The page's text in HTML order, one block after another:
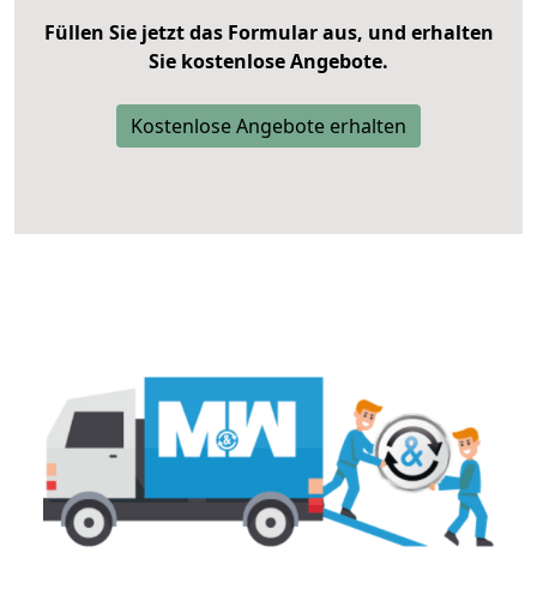
Füllen Sie jetzt das Formular aus, und erhalten
Sie kostenlose Angebote.
Kostenlose Angebote erhalten